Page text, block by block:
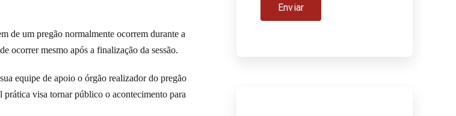
de um pregão normalmente ocorrem durante a
ocorrer mesmo após a finalização da sessão.
equipe de apoio o órgão realizador do pregão
prática visa tornar público o acontecimento para